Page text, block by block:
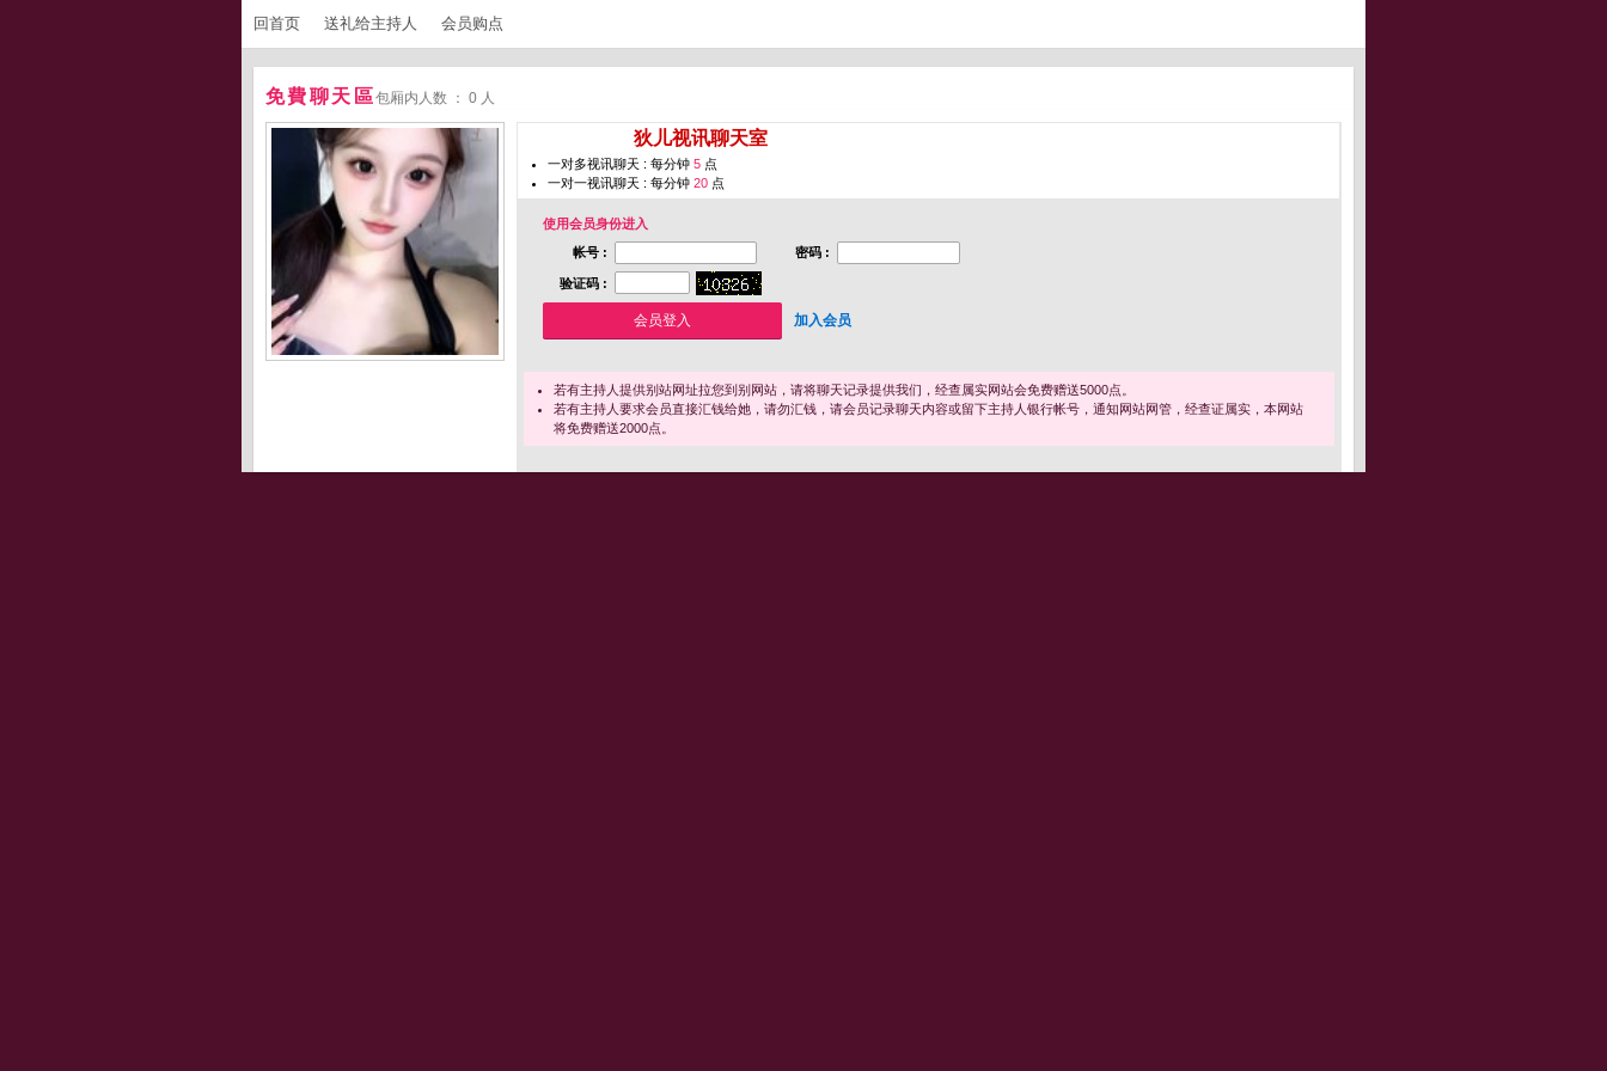
回首页 送礼给主持人 会员购点
免費聊天區包厢内人数 ： 0 人
狄儿视讯聊天室
一对多视讯聊天 : 每分钟 5 点
一对一视讯聊天 : 每分钟 20 点
使用会员身份进入
帐号 :
密码 :
验证码 :
加入会员
若有主持人提供别站网址拉您到别网站，请将聊天记录提供我们，经查属实网站会免费赠送5000点。
若有主持人要求会员直接汇钱给她，请勿汇钱，请会员记录聊天内容或留下主持人银行帐号，通知网站网管，经查证属实，本网站
将免费赠送2000点。